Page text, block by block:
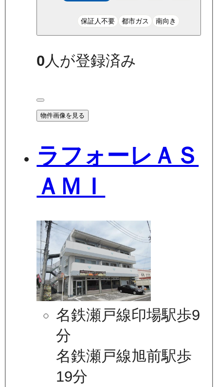
保証人不要 都市ガス 南向き
0 人が登録済み
物件画像を見る
ラフォーレＡＳ
ＡＭＩ
名鉄瀬戸線印場駅歩9
分
名鉄瀬戸線旭前駅歩
19分